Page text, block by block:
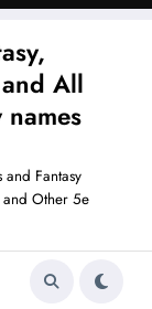
All
and Fantasy
and Other 5e